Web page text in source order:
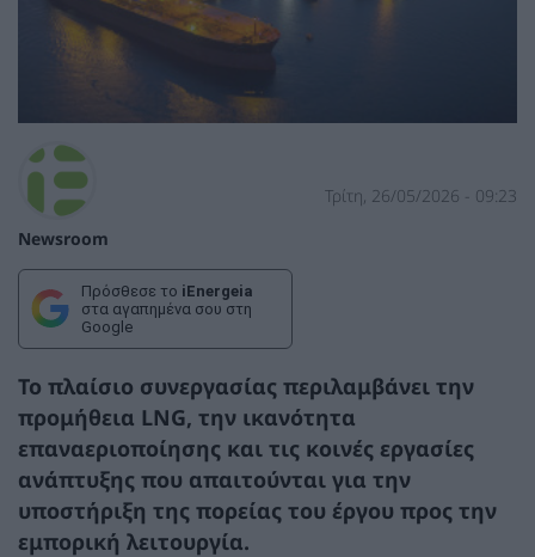
Newsroom
Τρίτη, 26/05/2026 - 09:23
Πρόσθεσε το iEnergeia
στα αγαπημένα σου στη
Google
Το πλαίσιο συνεργασίας περιλαμβάνει την
προμήθεια LNG, την ικανότητα
επαναεριοποίησης και τις κοινές εργασίες
ανάπτυξης που απαιτούνται για την
υποστήριξη της πορείας του έργου προς την
εμπορική λειτουργία.